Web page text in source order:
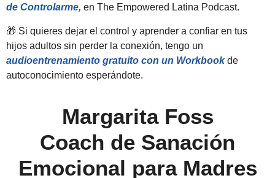
de Controlarme, en The Empowered Latina Podcast.
🎁 Si quieres dejar el control y aprender a confiar en tus
hijos adultos sin perder la conexión, tengo un
audioentrenamiento gratuito con un Workbookde
autoconocimiento esperándote.
Margarita Foss
Coach de Sanación
Emocional para Madres